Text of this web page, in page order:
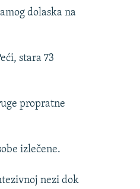
dolaska na
stara 73
propratne
izlečene.
nezi dok